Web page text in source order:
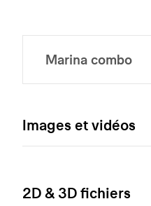
Images et vidéos
2D & 3D fichiers